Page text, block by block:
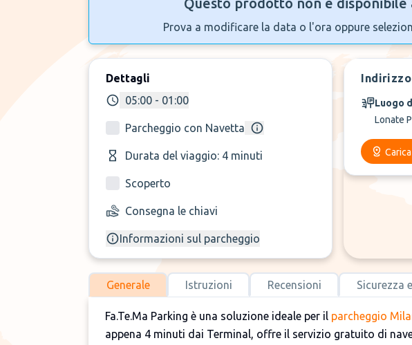
Prova a modificare la data o l'ora oppure
Dettagli
05:00 - 01:00
Parcheggio con Navetta
Durata del viaggio: 4 minuti
Scoperto
Consegna le chiavi
Informazioni sul parcheggio
Indirizzo
Luogo
Lonate
Generale Istruzioni Recensioni Sicurezza
Fa.Te.Ma Parking è una soluzione ideale per il parcheggio
appena 4 minuti dai Terminal, offre il servizio gratuito di